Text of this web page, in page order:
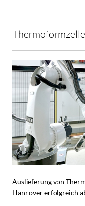
Auslieferung von
Hannover erfolgreich